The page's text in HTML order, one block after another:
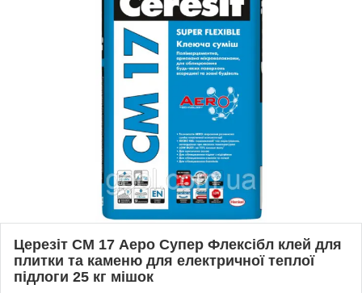
Церезіт СМ 17 Аеро Супер Флексібл клей для
плитки та каменю для електричної теплої
підлоги 25 кг мішок